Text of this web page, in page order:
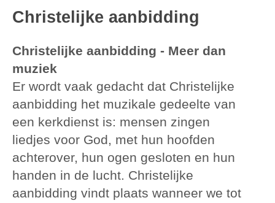
Christelijke aanbidding
Christelijke aanbidding - Meer dan
muziek
Er wordt vaak gedacht dat Christelijke
aanbidding het muzikale gedeelte van
een kerkdienst is: mensen zingen
liedjes voor God, met hun hoofden
achterover, hun ogen gesloten en hun
handen in de lucht. Christelijke
aanbidding vindt plaats wanneer we tot